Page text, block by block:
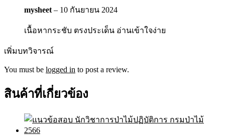
mysheet – 10 กันยายน 2024
เนื้อหากระชับ ตรงประเด็น อ่านเข้าใจง่าย
เพิ่มบทวิจารณ์
You must be logged in to post a review.
สินค้าที่เกี่ยวข้อง